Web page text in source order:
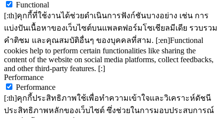
Functional
[:th]คุกกี้ที่ใช้งานได้ช่วยดำเนินการฟังก์ชันบางอย่าง เช่น การ
แบ่งปันเนื้อหาของเว็บไซต์บนแพลตฟอร์มโซเชียลมีเดีย รวบรวม
คำติชม และคุณสมบัติอื่นๆ ของบุคคลที่สาม. [:en]Functional
cookies help to perform certain functionalities like sharing the
content of the website on social media platforms, collect feedbacks,
and other third-party features. [:]
Performance
Performance
[:th]คุกกี้ประสิทธิภาพใช้เพื่อทำความเข้าใจและวิเคราะห์ดัชนี
ประสิทธิภาพหลักของเว็บไซต์ ซึ่งช่วยในการมอบประสบการณ์